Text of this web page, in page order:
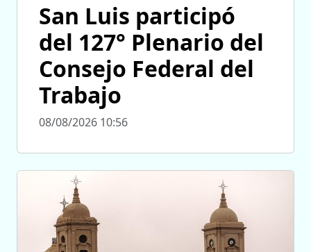
San Luis participó
del 127° Plenario del
Consejo Federal del
Trabajo
08/08/2026 10:56